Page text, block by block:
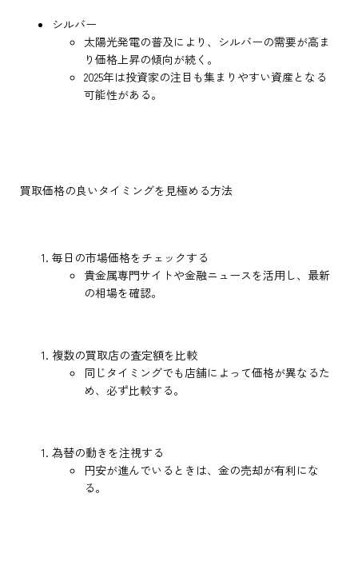
シルバー
太陽光発電の普及により、シルバーの需要が高ま
り価格上昇の傾向が続く。
2025年は投資家の注目も集まりやすい資産となる
可能性がある。
買取価格の良いタイミングを見極める方法
毎日の市場価格をチェックする
貴金属専門サイトや金融ニュースを活用し、最新
の相場を確認。
複数の買取店の査定額を比較
同じタイミングでも店舗によって価格が異なるた
め、必ず比較する。
為替の動きを注視する
円安が進んでいるときは、金の売却が有利にな
る。